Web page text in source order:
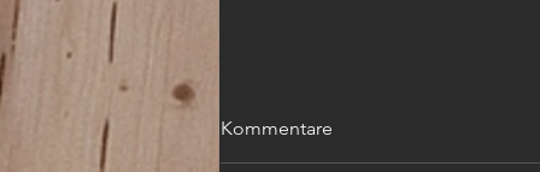
Kommentare